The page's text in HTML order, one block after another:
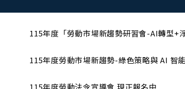
「勞動市場新趨勢研習會-AI轉型+淨零排放」計畫
勞動市場新趨勢-綠色策略與 AI 智能應用實作研習
勞動法令宣導會 現正報名中